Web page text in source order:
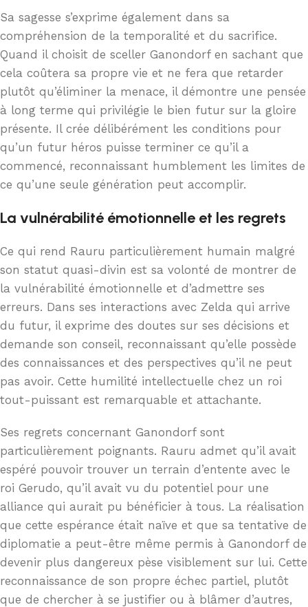
Sa sagesse s’exprime également dans sa
compréhension de la temporalité et du sacrifice.
Quand il choisit de sceller Ganondorf en sachant que
cela coûtera sa propre vie et ne fera que retarder
plutôt qu’éliminer la menace, il démontre une pensée
à long terme qui privilégie le bien futur sur la gloire
présente. Il crée délibérément les conditions pour
qu’un futur héros puisse terminer ce qu’il a
commencé, reconnaissant humblement les limites de
ce qu’une seule génération peut accomplir.
La vulnérabilité émotionnelle et les regrets
Ce qui rend Rauru particulièrement humain malgré
son statut quasi-divin est sa volonté de montrer de
la vulnérabilité émotionnelle et d’admettre ses
erreurs. Dans ses interactions avec Zelda qui arrive
du futur, il exprime des doutes sur ses décisions et
demande son conseil, reconnaissant qu’elle possède
des connaissances et des perspectives qu’il ne peut
pas avoir. Cette humilité intellectuelle chez un roi
tout-puissant est remarquable et attachante.
Ses regrets concernant Ganondorf sont
particulièrement poignants. Rauru admet qu’il avait
espéré pouvoir trouver un terrain d’entente avec le
roi Gerudo, qu’il avait vu du potentiel pour une
alliance qui aurait pu bénéficier à tous. La réalisation
que cette espérance était naïve et que sa tentative de
diplomatie a peut-être même permis à Ganondorf de
devenir plus dangereux pèse visiblement sur lui. Cette
reconnaissance de son propre échec partiel, plutôt
que de chercher à se justifier ou à blâmer d’autres,